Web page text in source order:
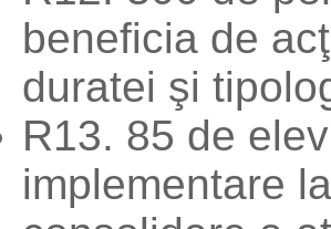
beneficia de
duratei şi
R13. 85 de
implementare